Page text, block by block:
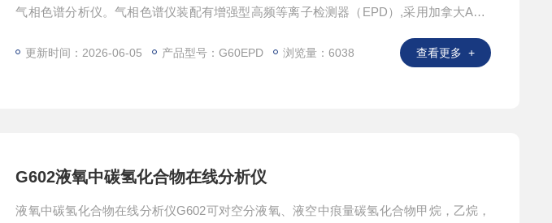
气相色谱分析仪。气相色谱仪装配有增强型高频等离子检测器（EPD）,采用加拿大ASD
将需要定量的样品送入色谱分析柱进行分离，经检测器响应后将检测信号经放大器放
更新时间：2026-06-05 产品型号：G60EPD 浏览量：6038 查看更多 +
G602液氧中碳氢化合物在线分析仪
液氧中碳氢化合物在线分析仪G602可对空分液氧、液空中痕量碳氢化合物甲烷，乙烷，